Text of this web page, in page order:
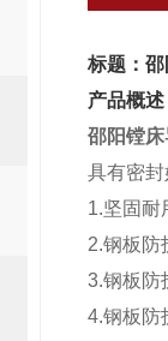
标题：
产品概述
邵阳镗
具有密
1.坚固耐
2.钢板防
3.钢板防
4.钢板防